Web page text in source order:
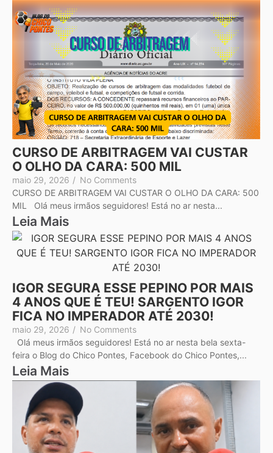
CURSO DE ARBITRAGEM VAI CUSTAR
O OLHO DA CARA: 500 MIL
maio 29, 2026 / No Comments
CURSO DE ARBITRAGEM VAI CUSTAR O OLHO DA CARA: 500
MIL Olá meus irmãos seguidores! Está no ar nesta...
Leia Mais
IGOR SEGURA ESSE PEPINO POR MAIS
4 ANOS QUE É TEU! SARGENTO IGOR
FICA NO IMPERADOR ATÉ 2030!
maio 29, 2026 / No Comments
Olá meus irmãos seguidores! Está no ar nesta bela sexta-
feira o Blog do Chico Pontes, Facebook do Chico Pontes,...
Leia Mais